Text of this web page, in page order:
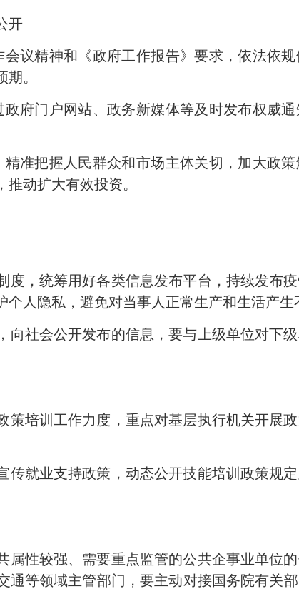
开
议精神和《政府工作报告》要求，依法依
。
府门户网站、政务新媒体等及时发布权威
准把握人民群众和市场主体关切，加大政
动扩大有效投资。
度，统筹用好各类信息发布平台，持续发布
人隐私，避免对当事人正常生产和生活产生
向社会公开发布的信息，要与上级单位对下
策培训工作力度，重点对基层执行机关开展
传就业支持政策，动态公开技能培训政策规
属性较强、需要重点监管的公共企事业单位
通等领域主管部门，要主动对接国务院有关